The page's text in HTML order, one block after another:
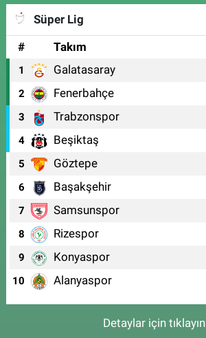
Süper Lig
#
Takım
1 Galatasaray
2 Fenerbahçe
3 Trabzonspor
4 Beşiktaş
5 Göztepe
6 Başakşehir
7 Samsunspor
8 Rizespor
9 Konyaspor
10 Alanyaspor
Detaylar için tıklayın